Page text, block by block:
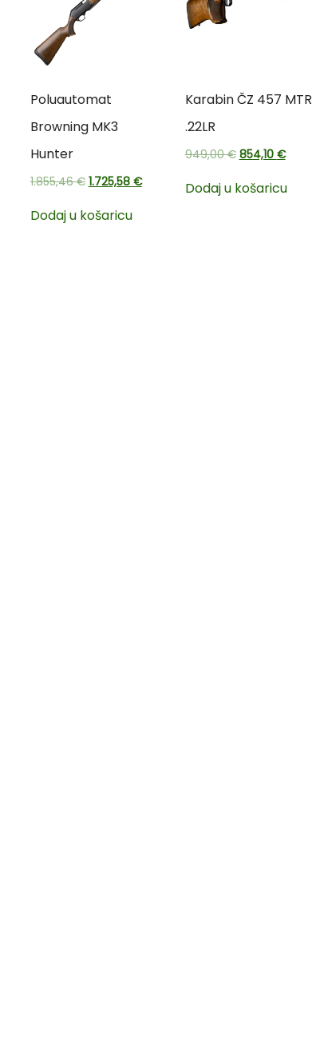
Poluautomat
Browning MK3
Hunter
1.855,46€ 1.725,58 €
Dodaj u košaricu
Karabin ČZ 457 MTR
.22LR
949,00€ 854,10 €
Dodaj u košaricu